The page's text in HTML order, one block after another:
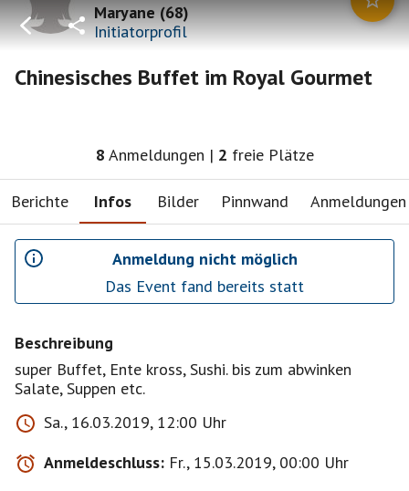
Maryane(68)
Initiatorprofil
Chinesisches Buffet im Royal Gourmet
8 Anmeldungen | 2 freie Plätze
Berichte Infos Bilder Pinnwand Anmeldungen
Anmeldung nicht möglich
Das Event fand bereits statt
Beschreibung
super Buffet, Ente kross, Sushi. bis zum abwinken
Salate, Suppen etc.
Sa., 16.03.2019, 12:00 Uhr
Anmeldeschluss: Fr., 15.03.2019, 00:00 Uhr